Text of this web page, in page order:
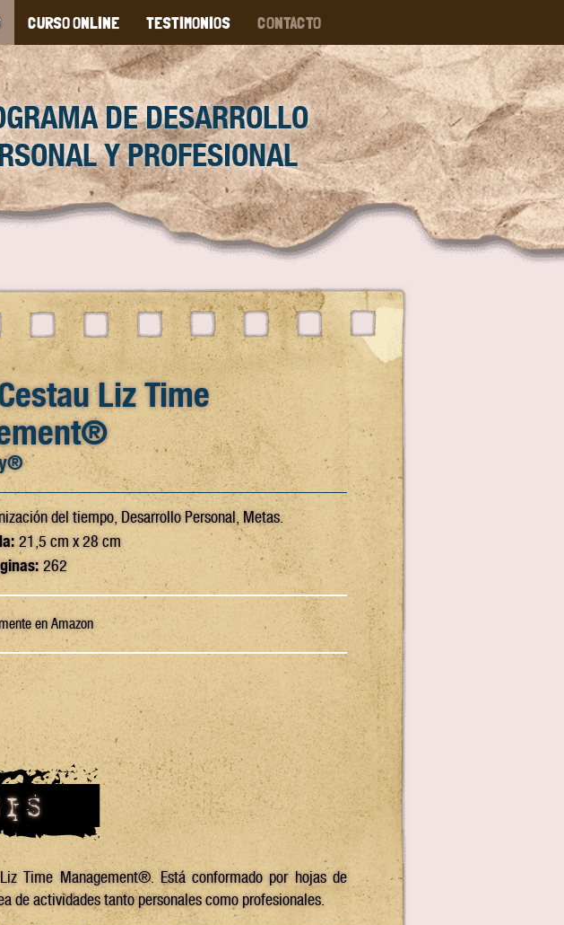
CURSO ONLINE TESTIMONIOS CONTACTO
DE DESARROLLO
Y PROFESIONAL
Liz Time
del tiempo, Desarrollo Personal, Metas.
21,5 cm x 28 cm
262
en Amazon
Time Management®. Está conformado por hojas de
de actividades tanto personales como profesionales.